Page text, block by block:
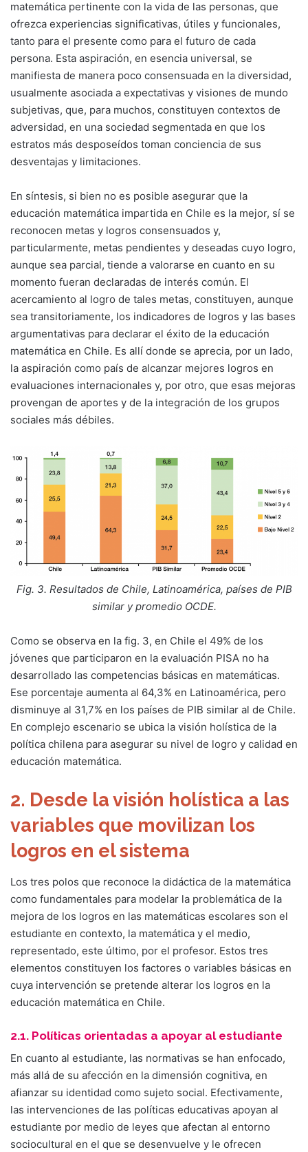
matemática pertinente con la vida de las personas, que
ofrezca experiencias significativas, útiles y funcionales,
tanto para el presente como para el futuro de cada
persona. Esta aspiración, en esencia universal, se
manifiesta de manera poco consensuada en la diversidad,
usualmente asociada a expectativas y visiones de mundo
subjetivas, que, para muchos, constituyen contextos de
adversidad, en una sociedad segmentada en que los
estratos más desposeídos toman conciencia de sus
desventajas y limitaciones.
En síntesis, si bien no es posible asegurar que la
educación matemática impartida en Chile es la mejor, sí se
reconocen metas y logros consensuados y,
particularmente, metas pendientes y deseadas cuyo logro,
aunque sea parcial, tiende a valorarse en cuanto en su
momento fueran declaradas de interés común. El
acercamiento al logro de tales metas, constituyen, aunque
sea transitoriamente, los indicadores de logros y las bases
argumentativas para declarar el éxito de la educación
matemática en Chile. Es allí donde se aprecia, por un lado,
la aspiración como país de alcanzar mejores logros en
evaluaciones internacionales y, por otro, que esas mejoras
provengan de aportes y de la integración de los grupos
sociales más débiles.
Fig. 3. Resultados de Chile, Latinoamérica, países de PIB
similar y promedio OCDE.
Como se observa en la fig. 3, en Chile el 49% de los
jóvenes que participaron en la evaluación PISA no ha
desarrollado las competencias básicas en matemáticas.
Ese porcentaje aumenta al 64,3% en Latinoamérica, pero
disminuye al 31,7% en los países de PIB similar al de Chile.
En complejo escenario se ubica la visión holística de la
política chilena para asegurar su nivel de logro y calidad en
educación matemática.
2. Desde la visión holística a las
variables que movilizan los
logros en el sistema
Los tres polos que reconoce la didáctica de la matemática
como fundamentales para modelar la problemática de la
mejora de los logros en las matemáticas escolares son el
estudiante en contexto, la matemática y el medio,
representado, este último, por el profesor. Estos tres
elementos constituyen los factores o variables básicas en
cuya intervención se pretende alterar los logros en la
educación matemática en Chile.
2.1. Políticas orientadas a apoyar al estudiante
En cuanto al estudiante, las normativas se han enfocado,
más allá de su afección en la dimensión cognitiva, en
afianzar su identidad como sujeto social. Efectivamente,
las intervenciones de las políticas educativas apoyan al
estudiante por medio de leyes que afectan al entorno
sociocultural en el que se desenvuelve y le ofrecen